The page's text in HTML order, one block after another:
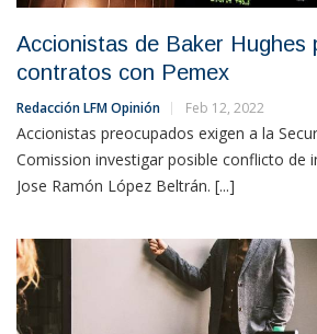
Accionistas de Baker Hughes
contratos con Pemex
Redacción LFM Opinión Feb 12, 2022
Accionistas preocupados exigen a la
Comission investigar posible conflicto de
Jose Ramón López Beltrán. [...]